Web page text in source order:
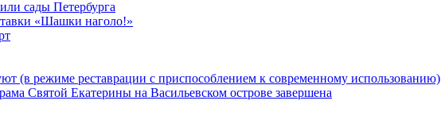
сады Петербурга
«Шашки наголо!»
(в режиме реставрации с приспособлением к современному использованию)
Святой Екатерины на Васильевском острове завершена